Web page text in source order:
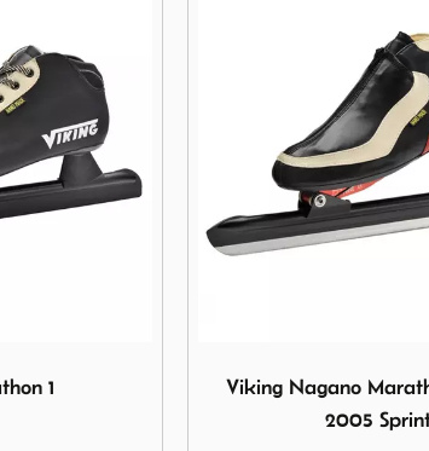
Thermo
Zandstra Noor